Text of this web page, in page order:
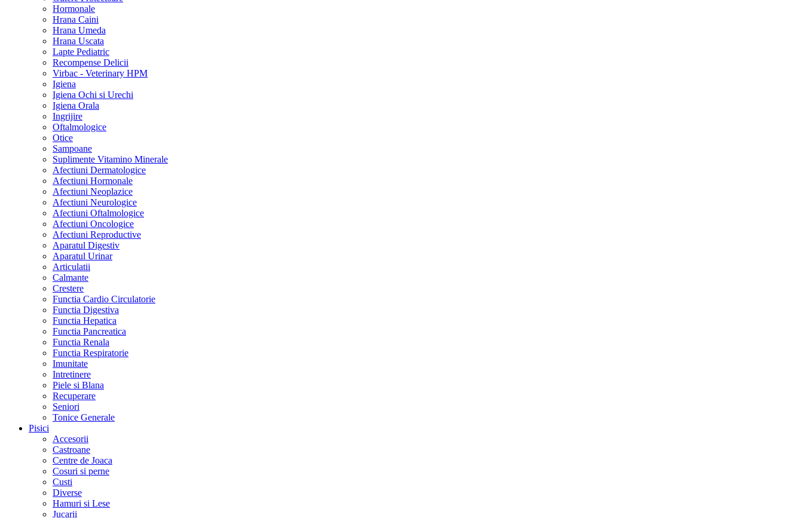
Hormonale
Hrana Caini
Hrana Umeda
Hrana Uscata
Lapte Pediatric
Recompense Delicii
Virbac - Veterinary HPM
Igiena
Igiena Ochi si Urechi
Igiena Orala
Ingrijire
Oftalmologice
Otice
Sampoane
Suplimente Vitamino Minerale
Afectiuni Dermatologice
Afectiuni Hormonale
Afectiuni Neoplazice
Afectiuni Neurologice
Afectiuni Oftalmologice
Afectiuni Oncologice
Afectiuni Reproductive
Aparatul Digestiv
Aparatul Urinar
Articulatii
Calmante
Crestere
Functia Cardio Circulatorie
Functia Digestiva
Functia Hepatica
Functia Pancreatica
Functia Renala
Functia Respiratorie
Imunitate
Intretinere
Piele si Blana
Recuperare
Seniori
Tonice Generale
Pisici
Accesorii
Castroane
Centre de Joaca
Cosuri si perne
Custi
Diverse
Hamuri si Lese
Jucarii